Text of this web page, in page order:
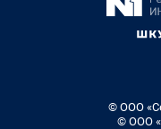
© ООО
© ООО